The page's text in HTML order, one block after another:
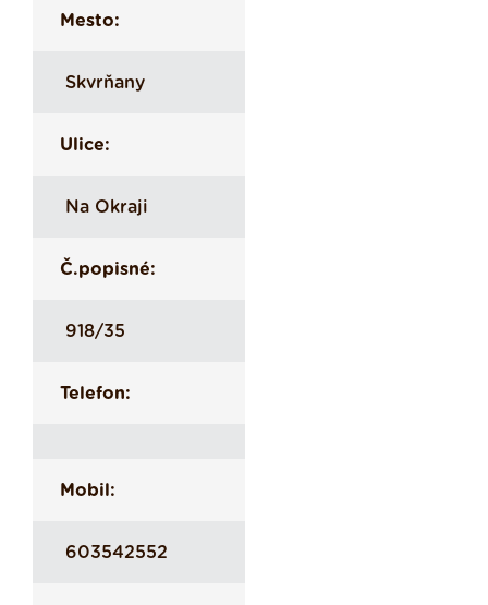
Mesto:
Skvrňany
Ulice:
Na Okraji
Č.popisné:
918/35
Telefon:
Mobil:
603542552